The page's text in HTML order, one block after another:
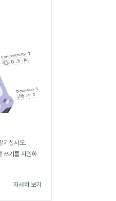
기십시오.
기를 지원하
자세히 보기